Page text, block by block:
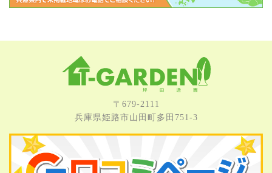
〒679-2111
兵庫県姫路市⼭⽥町多⽥751-3